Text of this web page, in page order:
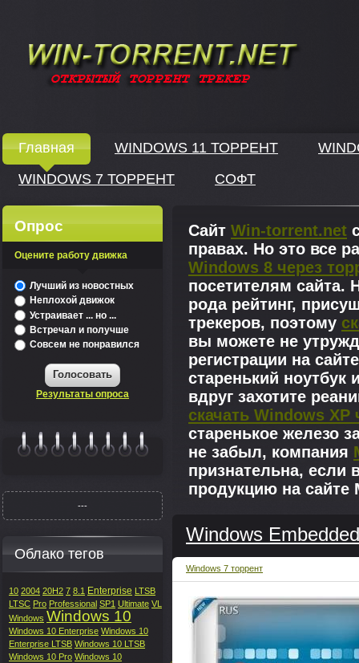
Главная WINDOWS 11 ТОРРЕНТ
WINDOWS 7 ТОРРЕНТ
СОФТ
Сайт Win-torrent.net
правах. Но это все
Windows 8 через
посетителям сайта.
рода рейтинг,
трекеров, поэтому
вы можете не
регистрации на
старенький
вдруг захотите
скачать Windows XP
старенькое железо
не забыл, компания
признательна, если
продукцию на сайте
Windows
Windows 7 торрент
Опрос
Оцените работу движка
Лучший из новостных
Неплохой движок
Устраивает ... но ...
Встречал и получше
Совсем не понравился
Голосовать
Результаты опроса
---
Облако тегов
10 2004 20H2 7 8.1 Enterprise LTSB
LTSC Pro Professional SP1 Ultimate VL
Windows Windows 10
Windows 10 Enterprise Windows 10
Enterprise LTSB Windows 10 LTSB
Windows 10 Pro Windows 10